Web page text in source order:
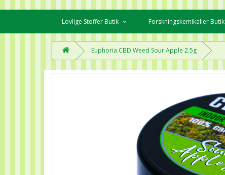
Lovlige Stoffer Butik Forskningskemikalier Butik
Euphoria CBD Weed Sour Apple 2.5g